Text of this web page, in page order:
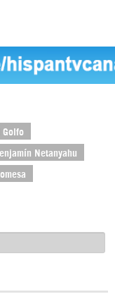
Golfo
Netanyahu